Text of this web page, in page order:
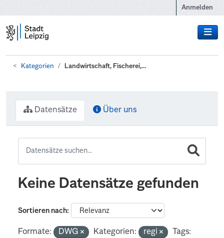
Anmelden
Kategorien Landwirtschaft, Fischerei,...
Datensätze Über uns
Keine Datensätze gefunden
Sortieren nach
Formate: DWG Kategorien: regi
Tags: